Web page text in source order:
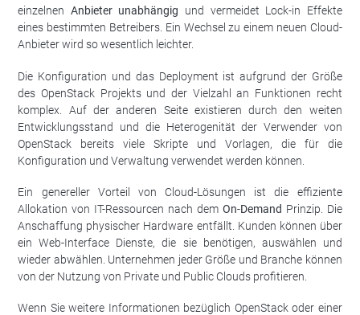
einzelnen Anbieter unabhängig und vermeidet Lock-in Effekte
eines bestimmten Betreibers. Ein Wechsel zu einem neuen Cloud-
Anbieter wird so wesentlich leichter.
Die Konfiguration und das Deployment ist aufgrund der Größe
des OpenStack Projekts und der Vielzahl an Funktionen recht
komplex. Auf der anderen Seite existieren durch den weiten
Entwicklungsstand und die Heterogenität der Verwender von
OpenStack bereits viele Skripte und Vorlagen, die für die
Konfiguration und Verwaltung verwendet werden können.
Ein genereller Vorteil von Cloud-Lösungen ist die effiziente
Allokation von IT-Ressourcen nach dem On-Demand Prinzip. Die
Anschaffung physischer Hardware entfällt. Kunden können über
ein Web-Interface Dienste, die sie benötigen, auswählen und
wieder abwählen. Unternehmen jeder Größe und Branche können
von der Nutzung von Private und Public Clouds profitieren.
Wenn Sie weitere Informationen bezüglich OpenStack oder einer